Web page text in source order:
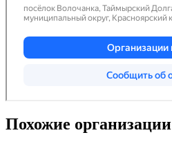
Похожие организации